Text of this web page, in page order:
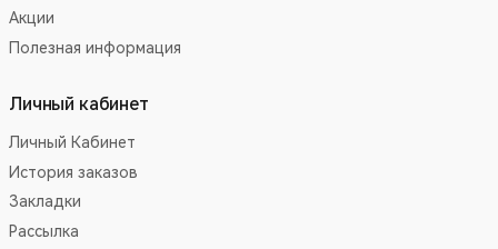
Акции
Полезная информация
Личный кабинет
Личный Кабинет
История заказов
Закладки
Рассылка